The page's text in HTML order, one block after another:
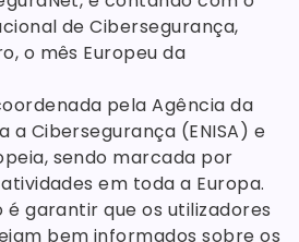
de Cibersegurança,
o mês Europeu da
pela Agência da
a Cibersegurança (ENISA) e
sendo marcada por
em toda a Europa.
garantir que os utilizadores
bem informados sobre os